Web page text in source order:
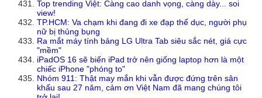
Top trending Việt: Càng cao danh vọng, càng dày... soi
view!
TP.HCM: Va chạm khi đang đi xe đạp thể dục, người phụ
nữ bị thủng bụng
Ra mắt máy tính bảng LG Ultra Tab siêu sắc nét, giá cực
"mềm"
iPadOS 16 sẽ biến iPad trở nên giống laptop hơn là một
chiếc iPhone "phóng to"
Nhóm 911: Thật may mắn khi vẫn được đứng trên sân
khấu sau 27 năm, cảm ơn Việt Nam đã mang chúng tôi